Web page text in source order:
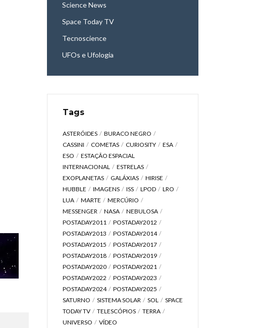
Science News
Space Today TV
Tecnoscience
UFOs e Ufologia
Tags
ASTERÓIDES
BURACO NEGRO
CASSINI
COMETAS CURIOSITY
ESA
ESO
ESTAÇÃO ESPACIAL
INTERNACIONAL
ESTRELAS
EXOPLANETAS
GALÁXIAS
HIRISE
HUBBLE
IMAGENS ISS LPOD
LRO
LUA
MARTE
MERCÚRIO
MESSENGER
NASA
NEBULOSA
POSTADAY2011
POSTADAY2012
POSTADAY2013
POSTADAY2014
POSTADAY2015
POSTADAY2017
POSTADAY2018
POSTADAY2019
POSTADAY2020
POSTADAY2021
POSTADAY2022
POSTADAY2023
POSTADAY2024
POSTADAY2025
SATURNO
SISTEMA SOLAR SOL
SPACE
TODAY TV
TELESCÓPIOS
TERRA
UNIVERSO
VÍDEO